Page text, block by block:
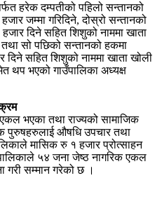
हरेक दम्पतीको पहिलो सन्तानको
जम्मा गरिदिने, दोस्रो सन्तानको
दिने सहित शिशुको नाममा खाता
सो पछिको सन्तानको हकमा
सहित शिशुको नाममा खाता खोली
थप भएको गाउँपालिका अध्यक्ष
भएका तथा राज्यको सामाजिक
पुरुषहरुलाई औषधि उपचार तथा
मासिक रु १ हजार प्रोत्साहन
५४ जना जेष्ठ नागरिक एकल
सम्मान गरेको छ ।